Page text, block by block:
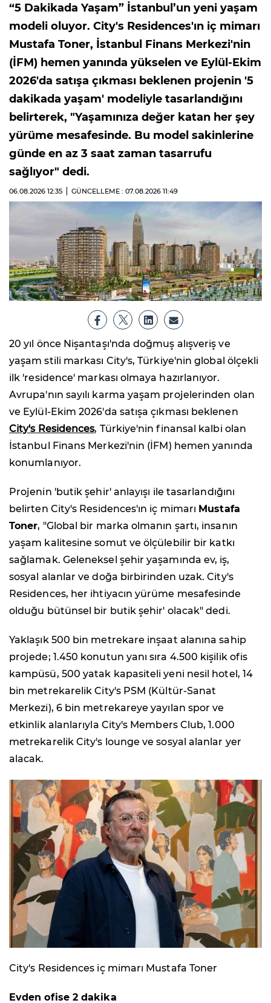
“5 Dakikada Yaşam” İstanbul’un yeni yaşam
modeli oluyor. City's Residences'ın iç mimarı
Mustafa Toner, İstanbul Finans Merkezi'nin
(İFM) hemen yanında yükselen ve Eylül-Ekim
2026'da satışa çıkması beklenen projenin '5
dakikada yaşam' modeliyle tasarlandığını
belirterek, "Yaşamınıza değer katan her şey
yürüme mesafesinde. Bu model sakinlerine
günde en az 3 saat zaman tasarrufu
sağlıyor" dedi.
06.08.2026 12:35 GÜNCELLEME : 07.08.2026 11:49
20 yıl önce Nişantaşı'nda doğmuş alışveriş ve
yaşam stili markası City's, Türkiye'nin global ölçekli
ilk 'residence' markası olmaya hazırlanıyor.
Avrupa'nın sayılı karma yaşam projelerinden olan
ve Eylül-Ekim 2026'da satışa çıkması beklenen
City's Residences, Türkiye'nin finansal kalbi olan
İstanbul Finans Merkezi'nin (İFM) hemen yanında
konumlanıyor.
Projenin 'butik şehir' anlayışı ile tasarlandığını
belirten City's Residences'ın iç mimarı Mustafa
Toner, "Global bir marka olmanın şartı, insanın
yaşam kalitesine somut ve ölçülebilir bir katkı
sağlamak. Geleneksel şehir yaşamında ev, iş,
sosyal alanlar ve doğa birbirinden uzak. City's
Residences, her ihtiyacın yürüme mesafesinde
olduğu bütünsel bir butik şehir' olacak" dedi.
Yaklaşık 500 bin metrekare inşaat alanına sahip
projede; 1.450 konutun yanı sıra 4.500 kişilik ofis
kampüsü, 500 yatak kapasiteli yeni nesil hotel, 14
bin metrekarelik City's PSM (Kültür-Sanat
Merkezi), 6 bin metrekareye yayılan spor ve
etkinlik alanlarıyla City's Members Club, 1.000
metrekarelik City's lounge ve sosyal alanlar yer
alacak.
City's Residences iç mimarı Mustafa Toner
Evden ofise 2 dakika